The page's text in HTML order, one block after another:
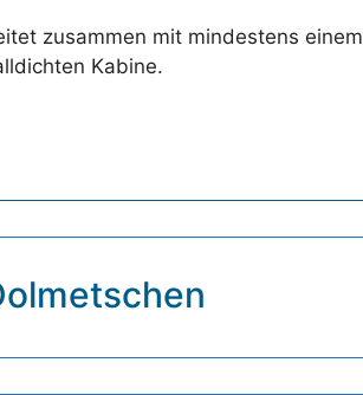
zusammen mit mindestens einem
Kabine.